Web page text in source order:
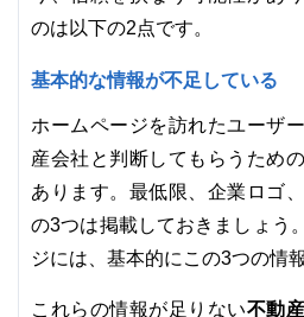
のは以下の2点です。
基本的な情報が不足している
ホームページを訪れたユーザ
産会社と判断してもらうため
あります。最低限、企業ロゴ
の3つは掲載しておきましょう
ジには、基本的にこの3つの情
これらの情報が足りない不動